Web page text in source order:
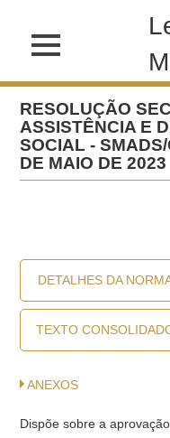
RESOLUÇÃO
ASSISTÊNCIA E
SOCIAL -
DE MAIO DE 2023
DETALHES DA
TEXTO
ANEXOS
Dispõe sobre a